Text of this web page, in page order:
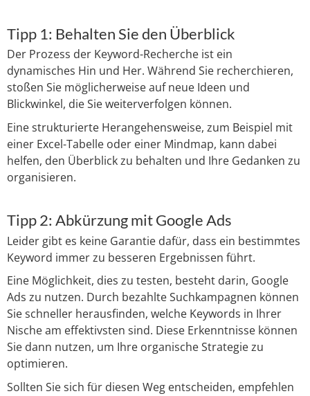
Tipp 1: Behalten Sie den Überblick
Der Prozess der Keyword-Recherche ist ein
dynamisches Hin und Her. Während Sie recherchieren,
stoßen Sie möglicherweise auf neue Ideen und
Blickwinkel, die Sie weiterverfolgen können.
Eine strukturierte Herangehensweise, zum Beispiel mit
einer Excel-Tabelle oder einer Mindmap, kann dabei
helfen, den Überblick zu behalten und Ihre Gedanken zu
organisieren.
Tipp 2: Abkürzung mit Google Ads
Leider gibt es keine Garantie dafür, dass ein bestimmtes
Keyword immer zu besseren Ergebnissen führt.
Eine Möglichkeit, dies zu testen, besteht darin, Google
Ads zu nutzen. Durch bezahlte Suchkampagnen können
Sie schneller herausfinden, welche Keywords in Ihrer
Nische am effektivsten sind. Diese Erkenntnisse können
Sie dann nutzen, um Ihre organische Strategie zu
optimieren.
Sollten Sie sich für diesen Weg entscheiden, empfehlen